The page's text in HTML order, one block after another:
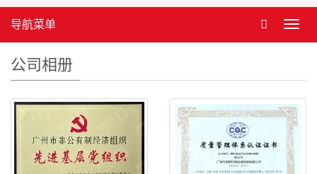
导航菜单
公司相册